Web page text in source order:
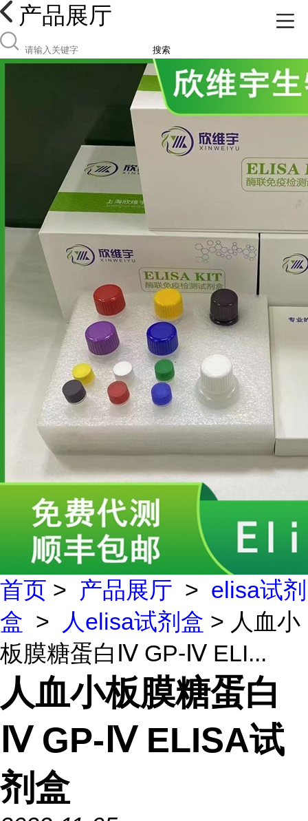
产品展厅
搜索
首页 > 产品展厅 > elisa试剂
盒 > 人elisa试剂盒 > 人血小
板膜糖蛋白Ⅳ GP-Ⅳ ELI...
人血小板膜糖蛋白
Ⅳ GP-Ⅳ ELISA试
剂盒